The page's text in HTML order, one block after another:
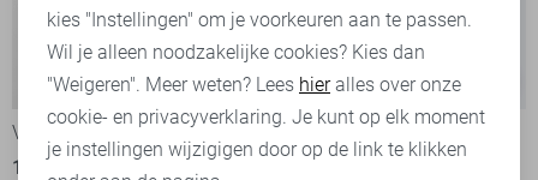
-50%
Vero Moda T-shirt
16,50
Jacqueline de Yong T-shirt
kies "Instellingen" om je voorkeuren aan te passen.
Wil je alleen noodzakelijke cookies? Kies dan
"Weigeren". Meer weten? Lees hieralles over onze
cookie- en privacyverklaring. Je kunt op elk moment
je instellingen wijzigigen door op de link te klikken